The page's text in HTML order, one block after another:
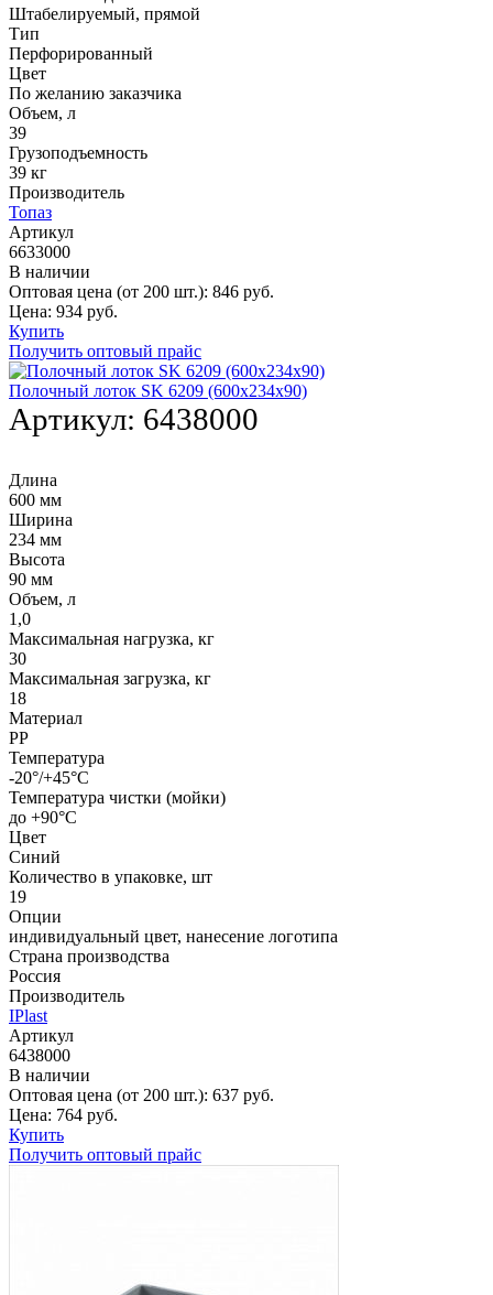
Штабелируемый, прямой
Тип
Перфорированный
Цвет
По желанию заказчика
Объем, л
39
Грузоподъемность
39 кг
Производитель
Топаз
Артикул
6633000
В наличии
Оптовая цена (от 200 шт.): 846 руб.
Цена: 934 руб.
Купить
Получить оптовый прайс
Полочный лоток SK 6209 (600х234х90)
Артикул: 6438000
Длина
600 мм
Ширина
234 мм
Высота
90 мм
Объем, л
1,0
Максимальная нагрузка, кг
30
Максимальная загрузка, кг
18
Материал
PP
Температура
-20°/+45°С
Температура чистки (мойки)
до +90°C
Цвет
Синий
Количество в упаковке, шт
19
Опции
индивидуальный цвет, нанесение логотипа
Страна производства
Россия
Производитель
IPlast
Артикул
6438000
В наличии
Оптовая цена (от 200 шт.): 637 руб.
Цена: 764 руб.
Купить
Получить оптовый прайс